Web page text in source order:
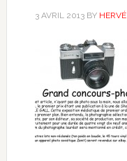
3 AVRIL 2013BY